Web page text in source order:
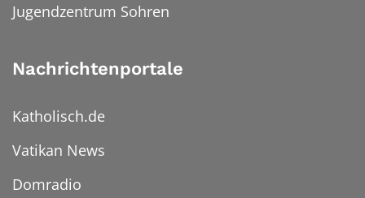
Jugendzentrum Sohren
Nachrichtenportale
Katholisch.de
Vatikan News
Domradio